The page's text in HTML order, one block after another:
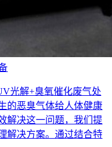
光解+臭氧催化废气处
的恶臭气体给人体健康
解决这一问题，我们提
解决方案。通过结合特